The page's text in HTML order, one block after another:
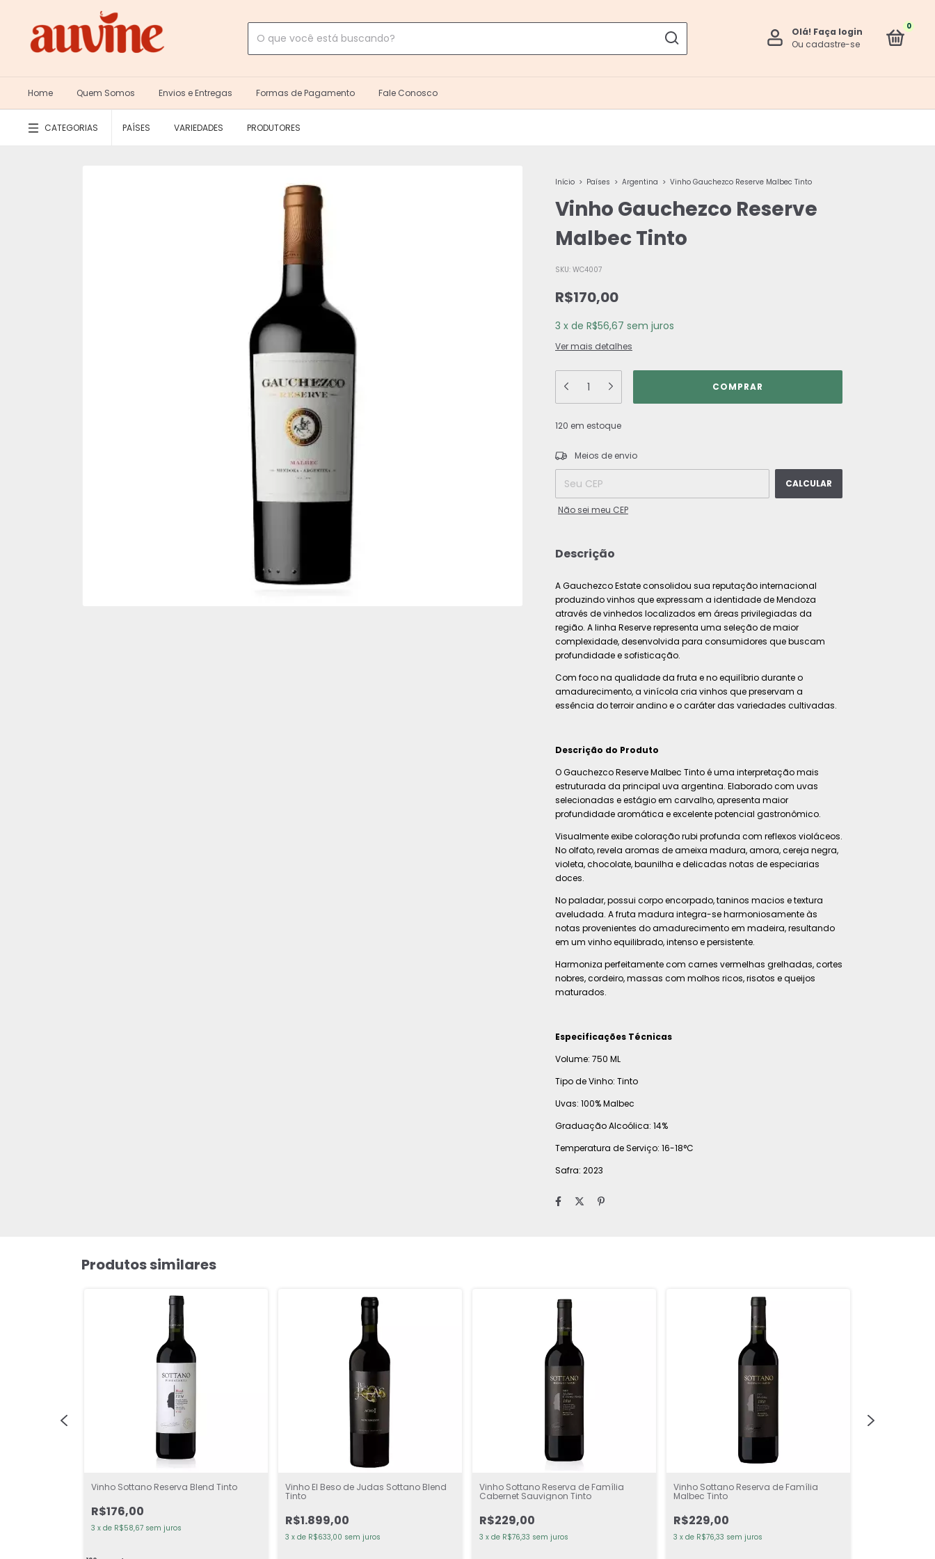
Olá! Faça login
Ou cadastre-se
0
Home Quem Somos Envios e Entregas Formas de Pagamento Fale Conosco
CATEGORIAS PAÍSES VARIEDADES PRODUTORES
Início > Países > Argentina > Vinho Gauchezco Reserve Malbec Tinto
Vinho Gauchezco Reserve
Malbec Tinto
SKU: WC4007
R$170,00
3 x de R$56,67 sem juros
Ver mais detalhes
120 em estoque
Entregas para o CEP:
Meios de envio
CALCULAR
Não sei meu CEP
Descrição
A Gauchezco Estate consolidou sua reputação internacional
produzindo vinhos que expressam a identidade de Mendoza
através de vinhedos localizados em áreas privilegiadas da
região. A linha Reserve representa uma seleção de maior
complexidade, desenvolvida para consumidores que buscam
profundidade e sofisticação.
Com foco na qualidade da fruta e no equilíbrio durante o
amadurecimento, a vinícola cria vinhos que preservam a
essência do terroir andino e o caráter das variedades cultivadas.
Descrição do Produto
O Gauchezco Reserve Malbec Tinto é uma interpretação mais
estruturada da principal uva argentina. Elaborado com uvas
selecionadas e estágio em carvalho, apresenta maior
profundidade aromática e excelente potencial gastronômico.
Visualmente exibe coloração rubi profunda com reflexos violáceos.
No olfato, revela aromas de ameixa madura, amora, cereja negra,
violeta, chocolate, baunilha e delicadas notas de especiarias
doces.
No paladar, possui corpo encorpado, taninos macios e textura
aveludada. A fruta madura integra-se harmoniosamente às
notas provenientes do amadurecimento em madeira, resultando
em um vinho equilibrado, intenso e persistente.
Harmoniza perfeitamente com carnes vermelhas grelhadas, cortes
nobres, cordeiro, massas com molhos ricos, risotos e queijos
maturados.
Especificações Técnicas
Volume: 750 ML
Tipo de Vinho: Tinto
Uvas: 100% Malbec
Graduação Alcoólica: 14%
Temperatura de Serviço: 16-18°C
Safra: 2023
Produtos similares
Vinho Sottano Reserva Blend Tinto
R$176,00
3 x de R$58,67 sem juros
Vinho El Beso de Judas Sottano Blend
Tinto
R$1.899,00
3 x de R$633,00 sem juros
Vinho Sottano Reserva de Família
Cabernet Sauvignon Tinto
R$229,00
3 x de R$76,33 sem juros
Vinho Sottano Reserva de Família
Malbec Tinto
R$229,00
3 x de R$76,33 sem juros